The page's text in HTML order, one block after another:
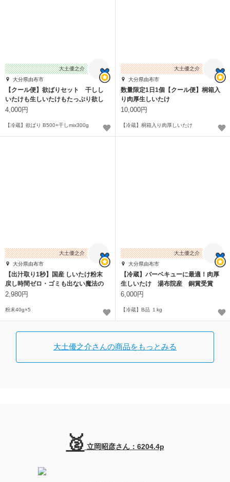
大土優之介
大分県由布市
【クール便】欲ばりセット 干しし
いたけも生しいたけもたっぷり欲し
い方に！
4,000円
【冷蔵】欲ばり B500+干しmix300g
大土優之介
大分県由布市
数量限定1日1個【クール便】桐箱入
り肉厚生しいたけ
10,000円
【冷蔵】桐箱入り肉厚しいたけ
大土優之介
大分県由布市
【出汁取り1秒】国産 しいたけ粉末
戻し時間ゼロ・ゴミも出ない魔法の
粉 忙しい
2,980円
粉末40g×5
大土優之介
大分県由布市
【冷蔵】バーベキューに最適！肉厚
生しいたけ 湯布院産 銅賞受賞
6,000円
【冷蔵】B品 １kg
大土優之介さんの商品をもっとみる
🥈 立岡昭彦さん：6204.4p